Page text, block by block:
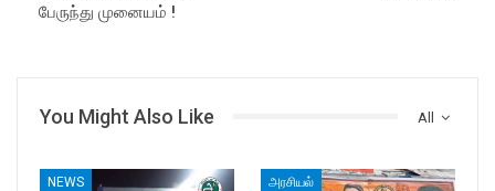
பேருந்து முனையம் !
All
You Might Also Like
NEWS அரசியல்